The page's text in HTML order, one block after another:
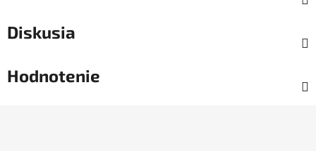
Diskusia
Hodnotenie